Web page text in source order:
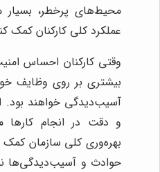
محیط‌های پرخطر، بسیار
عملکرد کلی کارکنان کمک
وقتی کارکنان احساس
بیشتری بر روی وظایف
آسیب‌دیدگی خواهند بود.
و دقت در انجام کارها
بهره‌وری کلی سازمان
حوادث و آسیب‌دیدگی‌ها